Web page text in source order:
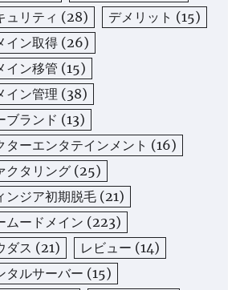
ュリティ (28) デメリット (15)
イン取得 (26)
イン移管 (15)
イン管理 (38)
ブランド (13)
ターエンタテインメント (16)
クタリング (25)
ンジア初期脱毛 (21)
ムードメイン (223)
ダス (21) レビュー (14)
タルサーバー (15)